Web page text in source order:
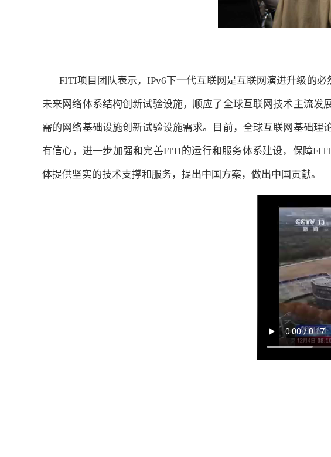
FITI项目团队表示，IPv6下一代互联网是互联网演进升级的必
未来网络体系结构创新试验设施，顺应了全球互联网技术主流
需的网络基础设施创新试验设施需求。目前，全球互联网基础理
有信心，进一步加强和完善FITI的运行和服务体系建设，保障
体提供坚实的技术支撑和服务，提出中国方案，做出中国贡献。